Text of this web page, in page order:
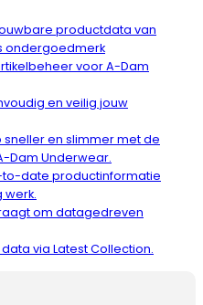
productdata van
ondergoedmerk
voor A-Dam
en veilig jouw
sneller en slimmer met de
Dam Underwear.
to-date productinformatie
werk.
om datagedreven
via Latest Collection.